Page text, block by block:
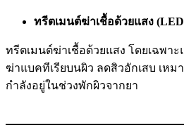
ทรีตเมนต์ฆ่าเชื้อด้วยแสง
ทรีตเมนต์ฆ่าเชื้อด้วยแสง โดยเฉพาะ
ฆ่าแบคทีเรียบนผิว ลดสิวอักเสบ เหม
กำลังอยู่ในช่วงพักผิวจากยา